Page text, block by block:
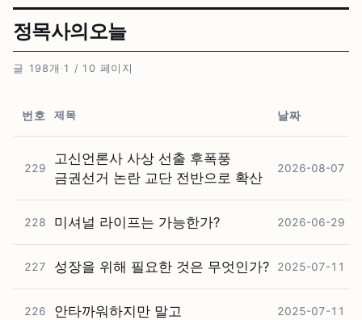
정목사의오늘
글 198개 · 1 / 10 페이지
번호 제목 날짜
229
고신언론사 사상 선출 후폭풍
금권선거 논란 교단 전반으로 확산
2026-08-07
228 미셔널 라이프는 가능한가? 2026-06-29
227 성장을 위해 필요한 것은 무엇인가? 2025-07-11
226 안타까워하지만 말고 2025-07-11